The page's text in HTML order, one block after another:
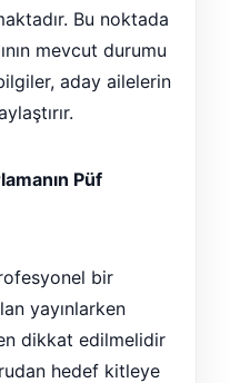
Bu noktada
mevcut durumu
aday ailelerin
Püf
bir
yayınlarken
dikkat edilmelidir
hedef kitleye